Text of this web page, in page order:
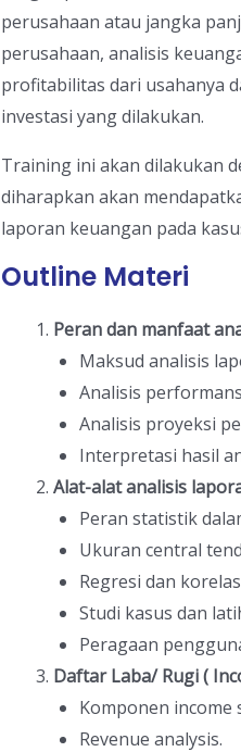
perusahaan atau jangka
perusahaan, analisis
profitabilitas dari usahanya
investasi yang dilakukan.
Training ini akan dilakukan
diharapkan akan
laporan keuangan pada
Outline Materi
Perandan manfaat
Maksud analisis
Analisis
Analisis proyeksi
Interpretasi hasil
Alat-alat analisis
Peran statistik
Ukuran central
Regresi dan
Studi kasus dan
Peragaan
Daftar Laba/ Rugi (
Komponen income
Revenue analysis.